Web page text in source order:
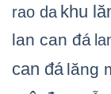
rao da khu
lan can đá
can đá lăng